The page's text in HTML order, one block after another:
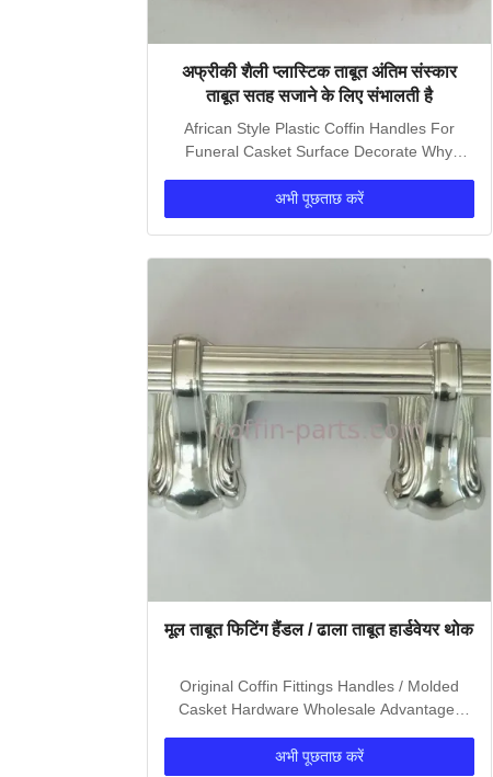
अफ्रीकी शैली प्लास्टिक ताबूत अंतिम संस्कार
ताबूत सतह सजाने के लिए संभालती है
African Style Plastic Coffin Handles For
Funeral Casket Surface Decorate​ Why
अभी पूछताछ करें
मूल ताबूत फिटिंग हैंडल / ढाला ताबूत हार्डवेयर थोक
Original Coffin Fittings Handles / Molded
Casket Hardware Wholesale Advantage:
अभी पूछताछ करें